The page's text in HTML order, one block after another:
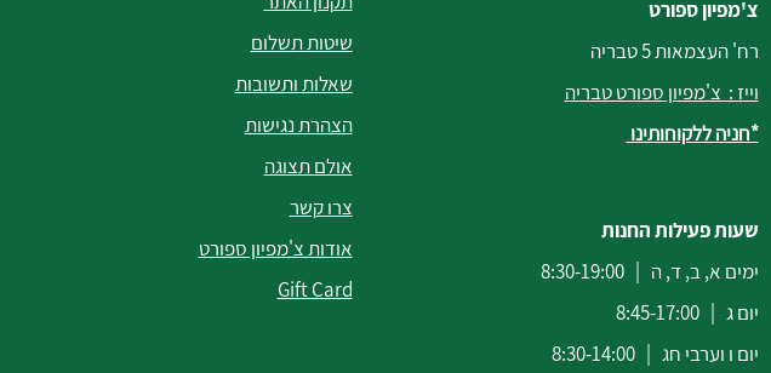
שיטות תשלום
שאלות ותשובות
הצהרת נגישות
אולם תצוגה
צרו קשר
אודות צ'מפיון ספורט
Gift Card
צ'מפיון ספורט
רח' העצמאות 5 טבריה
וייז : צ'מפיון ספורט טבריה
*חניה ללקוחותינו
שעות פעילות החנות
ימים א, ב, ד, ה | 8:30-19:00
יום ג | 8:45-17:00
יום ו וערבי חג | 8:30-14:00